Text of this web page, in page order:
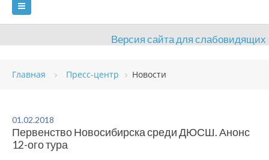
Версия сайта для слабовидящих
ГЛАВНАЯ
ВИДЫ СПОРТА
ОБЪЕКТЫ
Главная Пресс-центр Новости
01.02.2018
Первенство Новосибирска среди ДЮСШ. Анонс
12-ого тура